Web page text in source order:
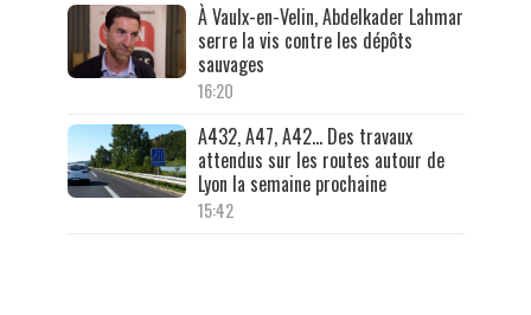
À Vaulx-en-Velin, Abdelkader Lahmar
serre la vis contre les dépôts
sauvages
16:20
A432, A47, A42… Des travaux
attendus sur les routes autour de
Lyon la semaine prochaine
15:42